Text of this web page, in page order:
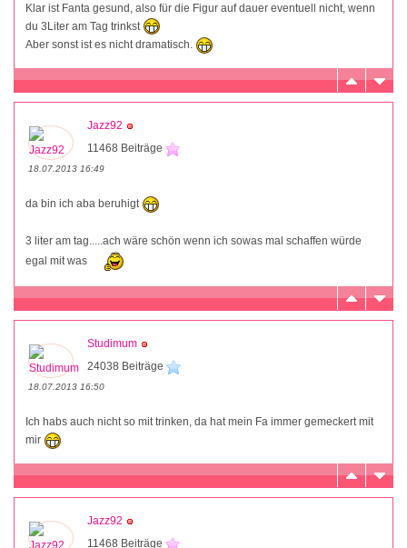
Klar ist Fanta gesund, also für die Figur auf dauer eventuell nicht, wenn
du 3Liter am Tag trinkst
Aber sonst ist es nicht dramatisch.
Jazz92
11468 Beiträge
18.07.2013 16:49
da bin ich aba beruhigt
3 liter am tag.....ach wäre schön wenn ich sowas mal schaffen würde
egal mit was
Studimum
24038 Beiträge
18.07.2013 16:50
Ich habs auch nicht so mit trinken, da hat mein Fa immer gemeckert mit
mir
Jazz92
11468 Beiträge